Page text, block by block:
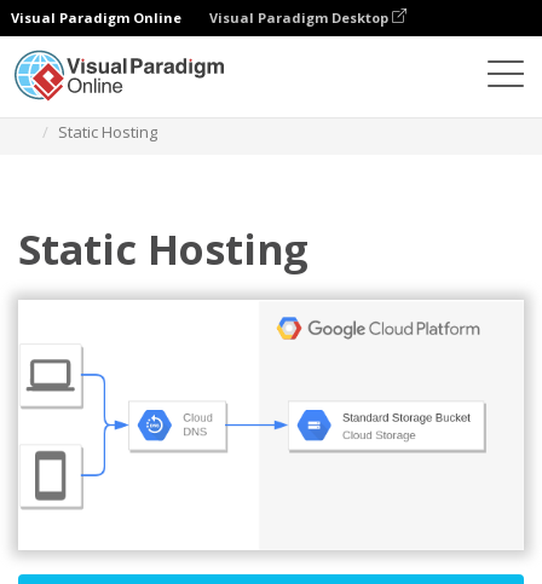
Visual Paradigm Online Visual Paradigm Desktop
Static Hosting
Static Hosting